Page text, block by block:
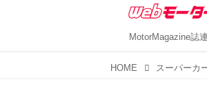
MotorMagazine誌
HOME スーパーカ